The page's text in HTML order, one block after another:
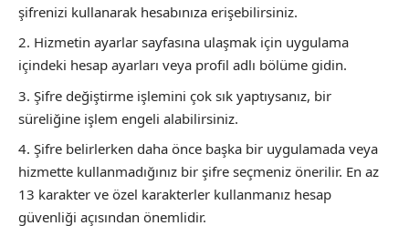
şifrenizi kullanarak hesabınıza erişebilirsiniz.
Hizmetin ayarlar sayfasına ulaşmak için uygulama
içindeki hesap ayarları veya profil adlı bölüme gidin.
Şifre değiştirme işlemini çok sık yaptıysanız, bir
süreliğine işlem engeli alabilirsiniz.
Şifre belirlerken daha önce başka bir uygulamada veya
hizmette kullanmadığınız bir şifre seçmeniz önerilir. En az
13 karakter ve özel karakterler kullanmanız hesap
güvenliği açısından önemlidir.